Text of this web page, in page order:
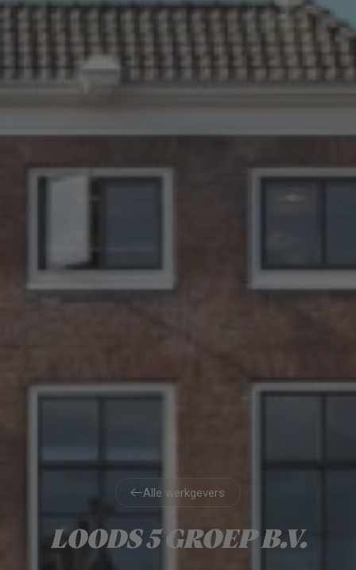
Alle werkgevers
LOODS 5 GROEP B.V.